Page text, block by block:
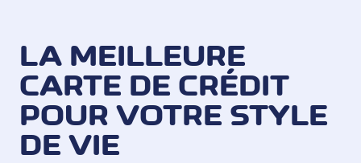
LA MEILLEURE
CARTE DE CRÉDIT
POUR VOTRE STYLE
DE VIE